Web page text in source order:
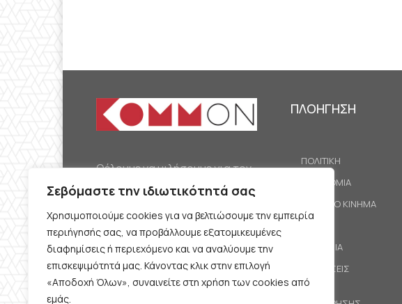
Σεβόμαστε την ιδιωτικότητά σας
Χρησιμοποιούμε cookies για να βελτιώσουμε την εμπειρία
περιήγησής σας, να προβάλλουμε εξατομικευμένες
διαφημίσεις ή περιεχόμενο και να αναλύουμε την
επισκεψιμότητά μας. Κάνοντας κλικ στην επιλογή
«Αποδοχή Όλων», συναινείτε στη χρήση των cookies από
εμάς.
Θέλουμε να μιλήσουμε για τον
κομμουνισμό της εποχής μας,
την αναγκαία αλλά όχι
δεδομένη προοπτική.
Θέλουμε να μιλήσουμε
ταυτόχρονα για την
καθημερινή επιβίωση και τον
ΠΛΟΗΓΗΣΗ
ΠΟΛΙΤΙΚΗ
ΟΙΚΟΝΟΜΙΑ
ΕΡΓΑΤΙΚΟ ΚΙΝΗΜΑ
ΚΟΙΝΩΝΙΑ
ΠΡΟΤΑΣΕΙΣ